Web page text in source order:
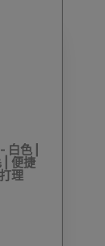
色 |
| 便捷
理